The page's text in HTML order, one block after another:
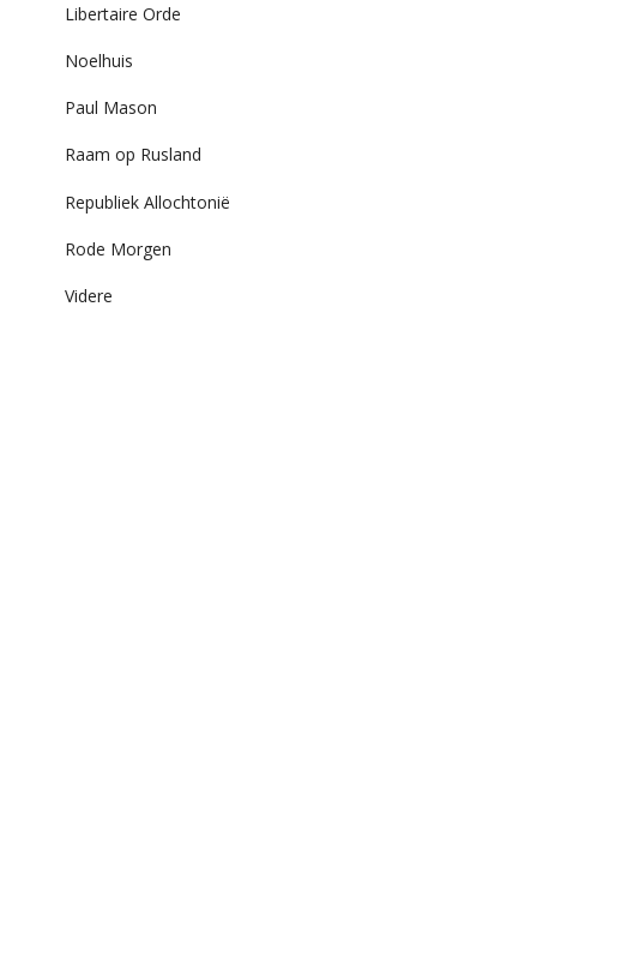
Libertaire Orde
Noelhuis
Paul Mason
Raam op Rusland
Republiek Allochtonië
Rode Morgen
Videre